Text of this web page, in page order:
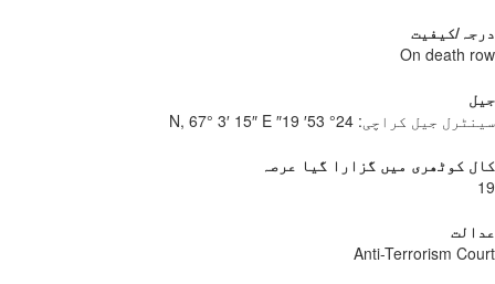
کیفیت
On death
جیل کراچی: 24° 53′ 19″ N, 67° 3′ 15″ E
کوٹھری میں گزارا گیا عرصہ
Anti-Terrorism